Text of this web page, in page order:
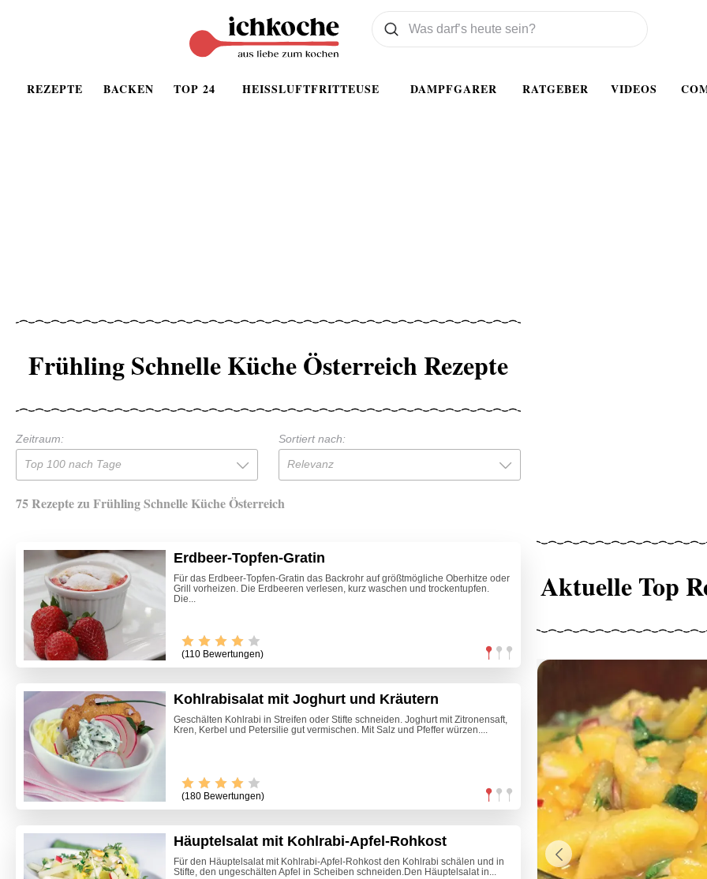
REZEPTE BACKEN TOP 24 HEISSLUFTFRITTEUSE DAMPFGARER RATGEBER VIDEOS
Was wollen Sie suchen
Suchen
Frühling Schnelle Küche Österreich Rezepte
Zeitraum:
Top 100 nach Tage
Sortiert nach:
Relevanz
75 Rezepte zu Frühling Schnelle Küche Österreich
Erdbeer-Topfen-Gratin
Für das Erdbeer-Topfen-Gratin das Backrohr auf größtmögliche Oberhitze oder
Grill vorheizen. Die Erdbeeren verlesen, kurz waschen und trockentupfen.
Die...
(110 Bewertungen)
Kohlrabisalat mit Joghurt und Kräutern
Geschälten Kohlrabi in Streifen oder Stifte schneiden. Joghurt mit Zitronensaft,
Kren, Kerbel und Petersilie gut vermischen. Mit Salz und Pfeffer würzen....
(180 Bewertungen)
Häuptelsalat mit Kohlrabi-Apfel-Rohkost
Für den Häuptelsalat mit Kohlrabi-Apfel-Rohkost den Kohlrabi schälen und in
Stifte, den ungeschälten Apfel in Scheiben schneiden.Den Häuptelsalat in...
Aktuelle Top
Previous